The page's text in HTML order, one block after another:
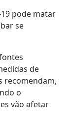
pode matar
se
de
recomendam,
o
vão afetar